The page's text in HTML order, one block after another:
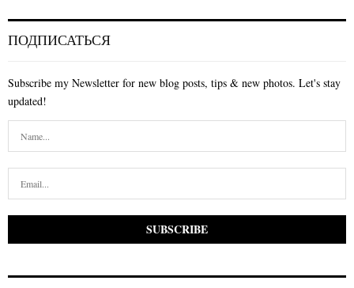
ПОДПИСАТЬСЯ
Subscribe my Newsletter for new blog posts, tips & new photos. Let's stay
updated!